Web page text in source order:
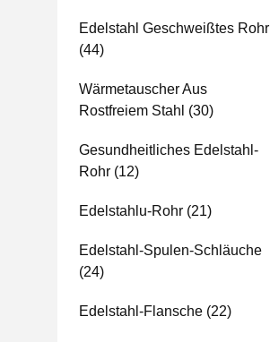
Edelstahl Geschweißtes Rohr
(44)
Wärmetauscher Aus
Rostfreiem Stahl (30)
Gesundheitliches Edelstahl-
Rohr (12)
Edelstahlu-Rohr (21)
Edelstahl-Spulen-Schläuche
(24)
Edelstahl-Flansche (22)